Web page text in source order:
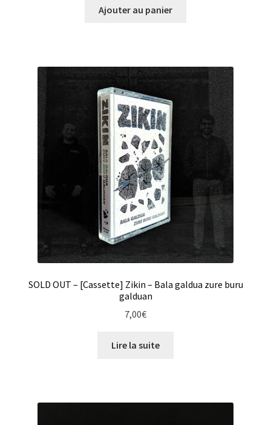
Ajouter au panier
SOLD OUT – [Cassette] Zikin – Bala galdua zure buru
galduan
7,00€
Lire la suite